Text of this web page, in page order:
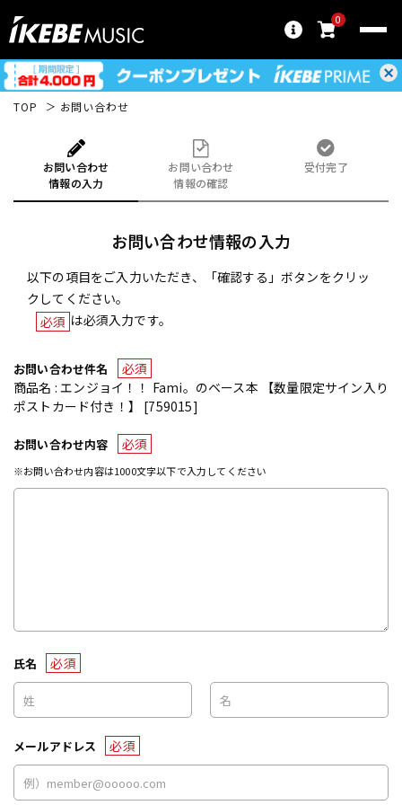
0
TOP お問い合わせ
お問い合わせ
情報の入力
お問い合わせ
情報の確認
受付完了
お問い合わせ情報の入力
以下の項目をご入力いただき、「確認する」ボタンをクリッ
クしてください。
必須 は必須入力です。
お問い合わせ件名
必須
商品名 : エンジョイ！！ Fami。のベース本 【数量限定サイン入り
ポストカード付き！】 [759015]
お問い合わせ内容 必須
※お問い合わせ内容は1000文字以下で入力してください
氏名 必須
メールアドレス 必須